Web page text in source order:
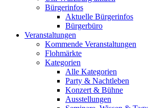
Bürgerinfos
Aktuelle Bürgerinfos
Bürgerbüro
Veranstaltungen
Kommende Veranstaltungen
Flohmärkte
Kategorien
Alle Kategorien
Party & Nachtleben
Konzert & Bühne
Ausstellungen